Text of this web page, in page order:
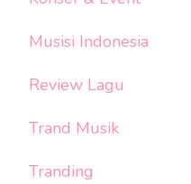
Musisi Indonesia
Review Lagu
Trand Musik
Tranding